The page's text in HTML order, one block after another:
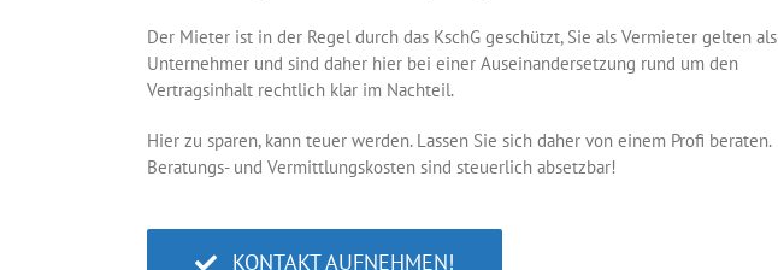
Der Mieter ist in der Regel durch das KschG geschützt, Sie als Vermieter gelten als
Unternehmer und sind daher hier bei einer Auseinandersetzung rund um den
Vertragsinhalt rechtlich klar im Nachteil.
Hier zu sparen, kann teuer werden. Lassen Sie sich daher von einem Profi beraten.
Beratungs- und Vermittlungskosten sind steuerlich absetzbar!
KONTAKT AUFNEHMEN!